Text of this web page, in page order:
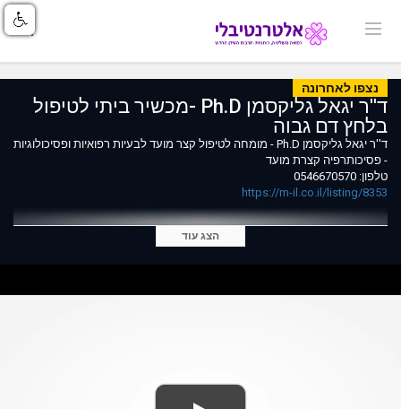
נצפו לאחרונה
ד''ר יגאל גליקסמן Ph.D -מכשיר ביתי לטיפול
בלחץ דם גבוה
ד''ר יגאל גליקסמן Ph.D - מומחה לטיפול קצר מועד לבעיות רפואיות ופסיכולוגיות
- פסיכותרפיה קצרת מועד
טלפון: 0546670570
https://m-il.co.il/listing/8353
הצג עוד